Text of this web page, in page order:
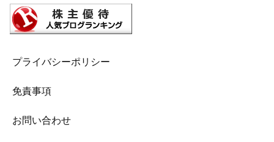
プライバシーポリシー
免責事項
お問い合わせ